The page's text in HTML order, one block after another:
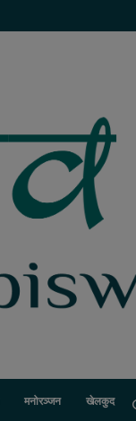
मनोरञ्जन खेलकुद